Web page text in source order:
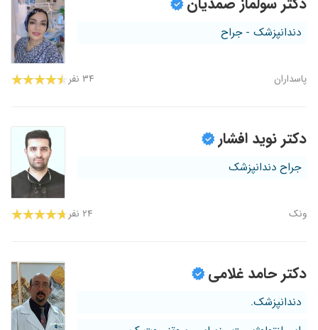
دندانپزشک - جراح
پاسداران ۳۴ نفر
دکتر نوید افشار
جراح دندانپزشک
ونک ۲۴ نفر
دکتر حامد غلامی
دندانپزشک.